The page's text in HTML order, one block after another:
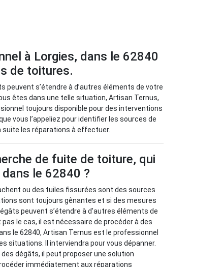
à Lorgies, dans le 62840
de toitures.
s’étendre à d’autres éléments de votre
êtes dans une telle situation, Artisan Ternus,
toujours disponible pour des interventions
vous l’appeliez pour identifier les sources de
suite les réparations à effectuer.
de fuite de toiture, qui
le 62840 ?
ou des tuiles fissurées sont des sources
sont toujours gênantes et si des mesures
peuvent s’étendre à d’autres éléments de
pas le cas, il est nécessaire de procéder à des
le 62840, Artisan Ternus est le professionnel
situations. Il interviendra pour vous dépanner.
des dégâts, il peut proposer une solution
immédiatement aux réparations